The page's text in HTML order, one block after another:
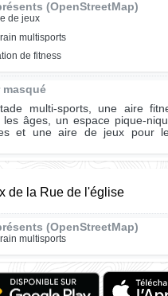
(OpenStreetMap)
de jeux
multisports
de fitness
multi-sports, une aire
les âges, un espace pique-
et une aire de jeux pour
de la Rue de l'église
(OpenStreetMap)
multisports